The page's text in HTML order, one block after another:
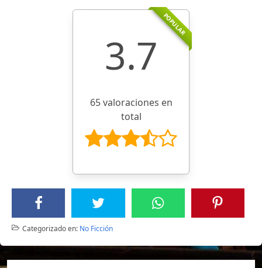
POPULAR
3.7
65 valoraciones en
total
Categorizado en: No Ficción